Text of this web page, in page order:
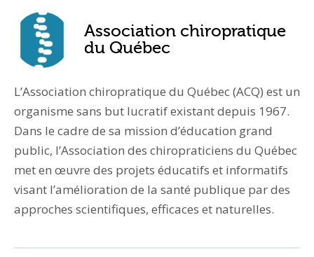
Association chiropratique
du Québec
L’Association chiropratique du Québec (ACQ) est un
organisme sans but lucratif existant depuis 1967.
Dans le cadre de sa mission d’éducation grand
public, l’Association des chiropraticiens du Québec
met en œuvre des projets éducatifs et informatifs
visant l’amélioration de la santé publique par des
approches scientifiques, efficaces et naturelles.